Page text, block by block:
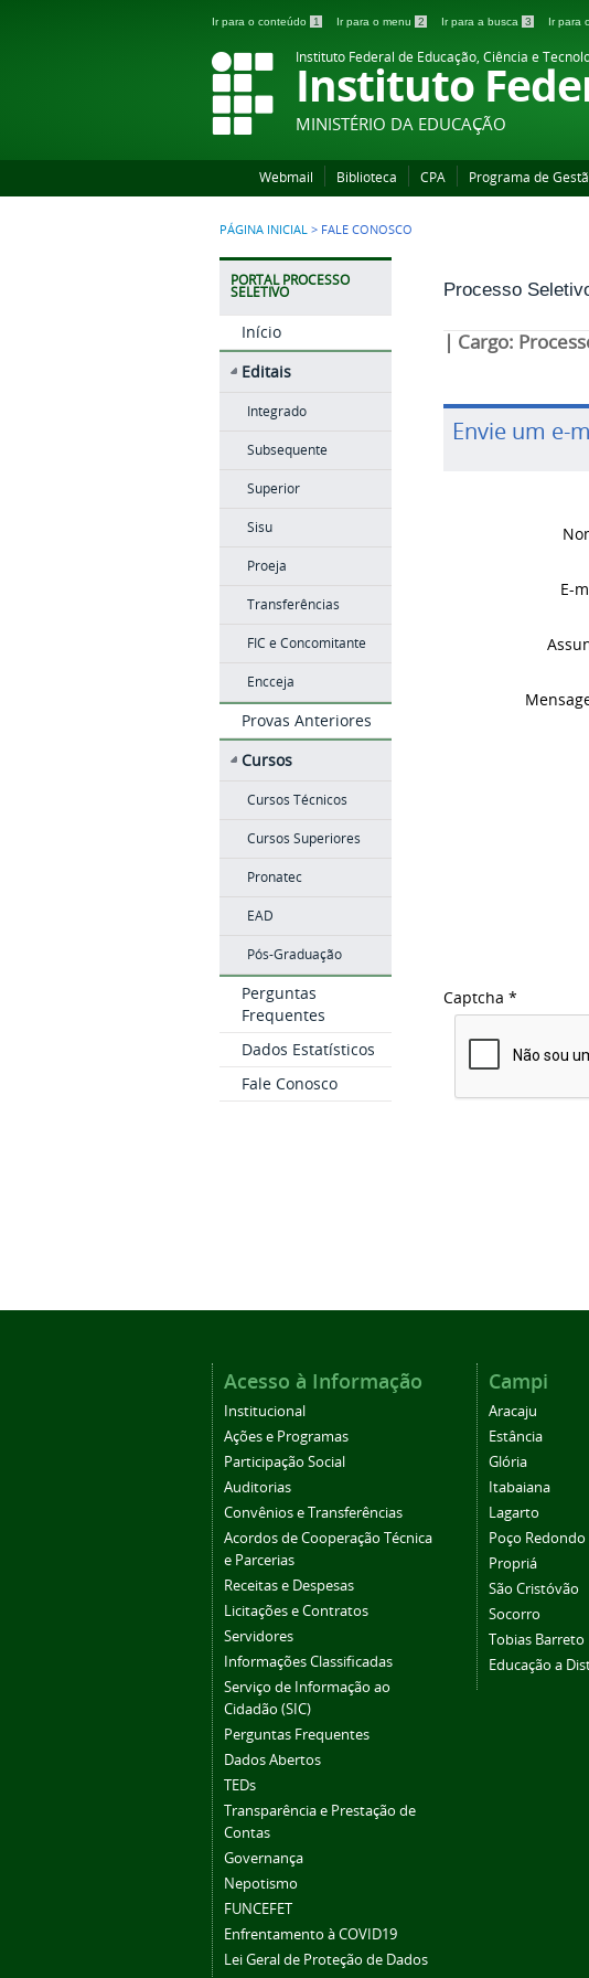
Ir para o conteúdo 1 Ir para o menu 2 Ir para a busca 3 Ir para
Instituto Federal de Educação, Ciência e
Instituto
MINISTÉRIO DA EDUCAÇÃO
Webmail Biblioteca CPA Programa de
PÁGINA INICIAL > FALE CONOSCO
PORTAL PROCESSO
SELETIVO
Início
Editais
Integrado
Subsequente
Superior
Sisu
Proeja
Transferências
FIC e Concomitante
Encceja
Provas Anteriores
Cursos
Cursos Técnicos
Cursos Superiores
Pronatec
EAD
Pós-Graduação
Perguntas
Frequentes
Dados Estatísticos
Fale Conosco
Processo
| Cargo:
Envie um e-
E-
Captcha *
Acesso à Informação
Institucional
Ações e Programas
Participação Social
Auditorias
Convênios e Transferências
Acordos de Cooperação Técnica
e Parcerias
Receitas e Despesas
Licitações e Contratos
Servidores
Informações Classificadas
Serviço de Informação ao
Cidadão (SIC)
Perguntas Frequentes
Dados Abertos
TEDs
Transparência e Prestação de
Contas
Governança
Nepotismo
FUNCEFET
Enfrentamento à COVID19
Lei Geral de Proteção de Dados
Campi
Aracaju
Estância
Glória
Itabaiana
Lagarto
Poço Redondo
Propriá
São Cristóvão
Socorro
Tobias Barreto
Educação a